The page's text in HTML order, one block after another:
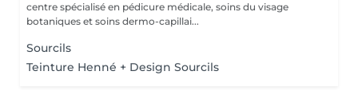
centre spécialisé en pédicure médicale, soins du visage
botaniques et soins dermo-capillai...
Sourcils
Teinture Henné + Design Sourcils